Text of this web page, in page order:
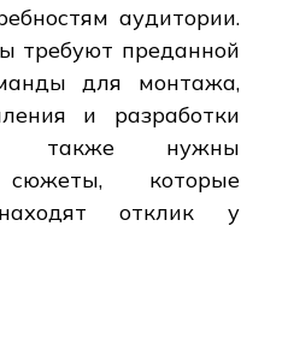
аудитории.
требуют преданной
для монтажа,
и разработки
также нужны
сюжеты, которые
отклик у